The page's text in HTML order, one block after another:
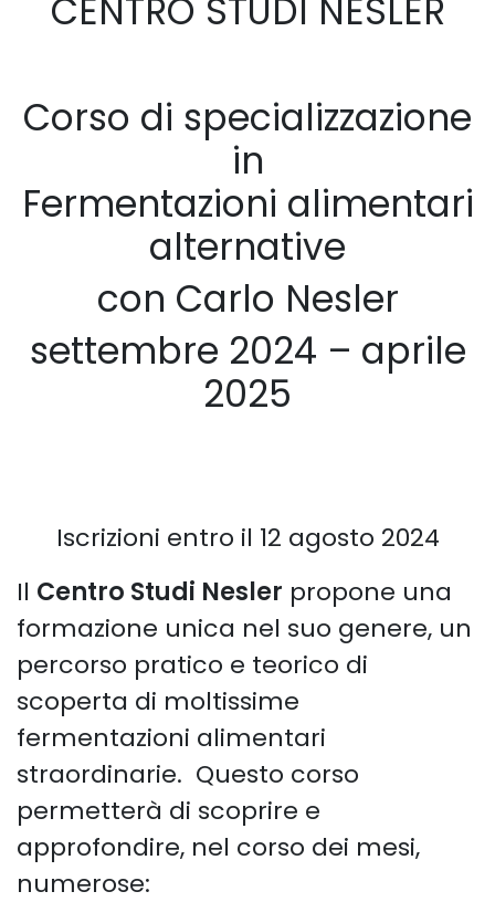
CENTRO STUDI NESLER
Corso di specializzazione
in
Fermentazioni alimentari
alternative
con Carlo Nesler
settembre 2024 – aprile
2025
Iscrizioni entro il 12 agosto 2024
Il Centro Studi Nesler propone una
formazione unica nel suo genere, un
percorso pratico e teorico di
scoperta di moltissime
fermentazioni alimentari
straordinarie. Questo corso
permetterà di scoprire e
approfondire, nel corso dei mesi,
numerose: